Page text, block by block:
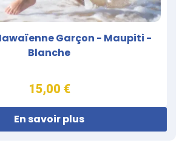
Garçon - Maupiti -
Blanche
15,00 €
En savoir plus